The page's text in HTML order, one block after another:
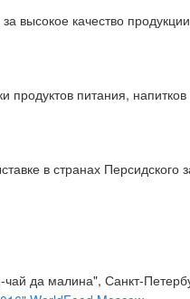
высокое качество
питания,
в странах Персидского
да малина", Санкт-